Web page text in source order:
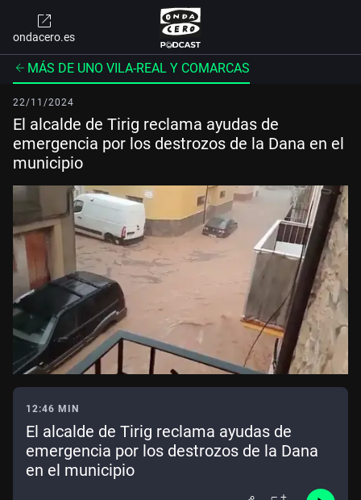
ondacero.es
MÁS DE UNO VILA-REAL Y COMARCAS
22/11/2024
El alcalde de Tirig reclama ayudas de
emergencia por los destrozos de la Dana en el
municipio
12:46 MIN
El alcalde de Tirig reclama ayudas de
emergencia por los destrozos de la Dana
en el municipio